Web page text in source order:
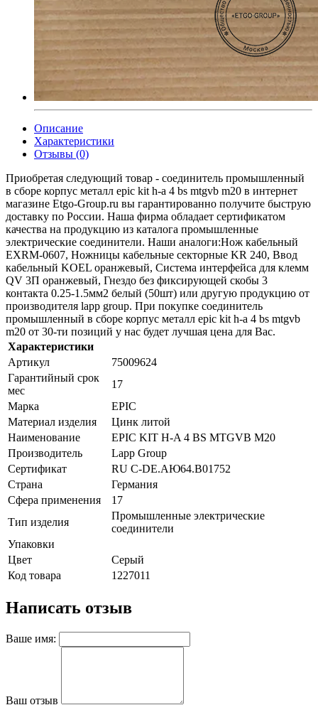
Описание
Характеристики
Отзывы (0)
Приобретая следующий товар - соединитель промышленный
в сборе корпус металл epic kit h-a 4 bs mtgvb m20 в интернет
магазине Etgo-Group.ru вы гарантированно получите быструю
доставку по России. Наша фирма обладает сертификатом
качества на продукцию из каталога промышленные
электрические соединители. Наши аналоги:Нож кабельный
EXRM-0607, Ножницы кабельные секторные KR 240, Ввод
кабельный KOEL оранжевый, Система интерфейса для клемм
QV 3П оранжевый, Гнездо без фиксирующей скобы 3
контакта 0.25-1.5мм2 белый (50шт) или другую продукцию от
производителя lapp group. При покупке соединитель
промышленный в сборе корпус металл epic kit h-a 4 bs mtgvb
m20 от 30-ти позиций у нас будет лучшая цена для Вас.
Характеристики
Артикул
75009624
Гарантийный срок
мес
17
Марка
EPIC
Материал изделия
Цинк литой
Наименование
EPIC KIT H-A 4 BS MTGVB M20
Производитель
Lapp Group
Сертификат
RU C-DE.АЮ64.B01752
Страна
Германия
Сфера применения
17
Тип изделия
Промышленные электрические
соединители
Упаковки
Цвет
Серый
Код товара
1227011
Написать отзыв
Ваше имя:
Ваш отзыв